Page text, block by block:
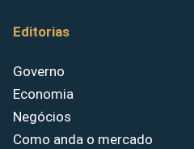
Editorias
Governo
Economia
Negócios
Como anda o mercado